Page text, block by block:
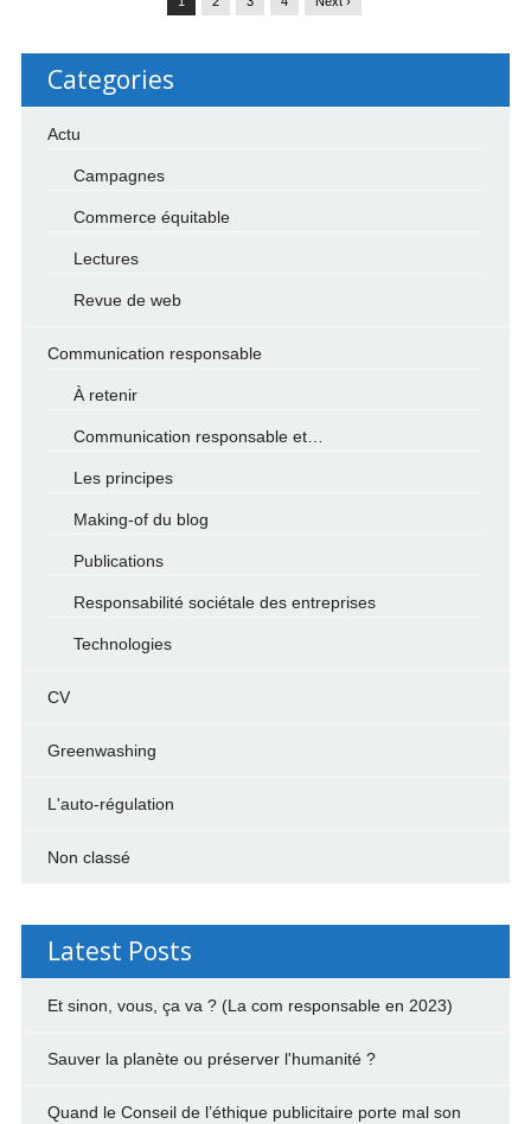
Categories
Actu
Campagnes
Commerce équitable
Lectures
Revue de web
Communication responsable
À retenir
Communication responsable et…
Les principes
Making-of du blog
Publications
Responsabilité sociétale des entreprises
Technologies
CV
Greenwashing
L'auto-régulation
Non classé
Latest Posts
Et sinon, vous, ça va ? (La com responsable en 2023)
Sauver la planète ou préserver l'humanité ?
Quand le Conseil de l’éthique publicitaire porte mal son